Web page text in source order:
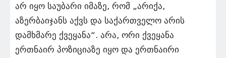
არ იყო საუბარი იმაზე, რომ „არიქა,
აზერბაიჯანს აქვს და საქართველო არის
დამხმარე ქვეყანა“. არა, ორი ქვეყანა
ერთნაირ პოზიციაზე იყო და ერთნაირი